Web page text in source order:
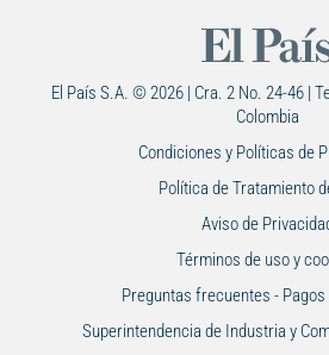
El País S.A. © 2026 | Cra. 2 No. 24-46 |
Colombia
Condiciones y Políticas de
Política de Tratamiento
Aviso de
Términos de uso y
Preguntas frecuentes -
Superintendencia de Industria y